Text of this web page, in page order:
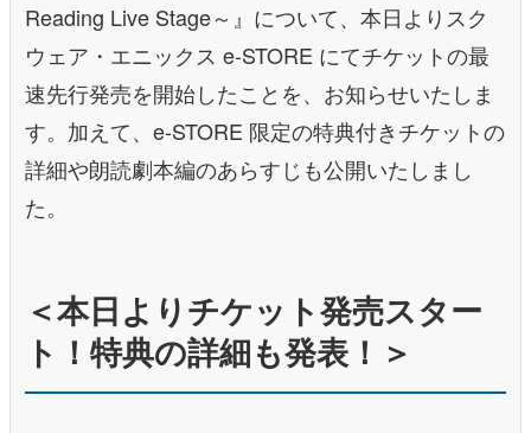
Reading Live Stage～』について、本日よりスク
ウェア・エニックス e-STORE にてチケットの最
速先行発売を開始したことを、お知らせいたしま
す。加えて、e-STORE 限定の特典付きチケットの
詳細や朗読劇本編のあらすじも公開いたしまし
た。
＜本日よりチケット発売スター
ト！特典の詳細も発表！＞